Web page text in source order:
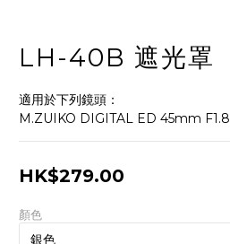
LH-40B 遮光罩
適用於下列鏡頭：
M.ZUIKO DIGITAL ED 45mm F1.8
HK$279.00
顏色